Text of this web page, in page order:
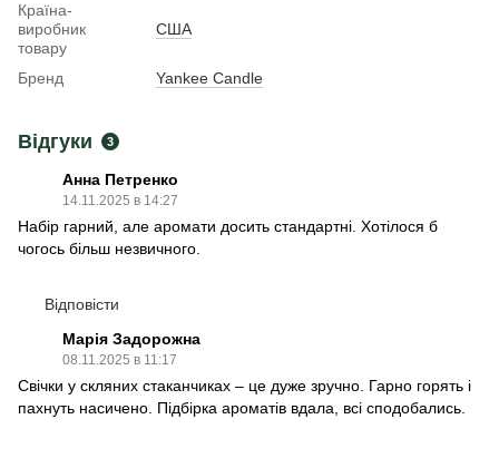
Країна-
виробник
товару
США
Бренд Yankee Candle
Відгуки 3
Анна Петренко
14.11.2025 в 14:27
Набір гарний, але аромати досить стандартні. Хотілося б
чогось більш незвичного.
Відповісти
Марія Задорожна
08.11.2025 в 11:17
Свічки у скляних стаканчиках – це дуже зручно. Гарно горять і
пахнуть насичено. Підбірка ароматів вдала, всі сподобались.